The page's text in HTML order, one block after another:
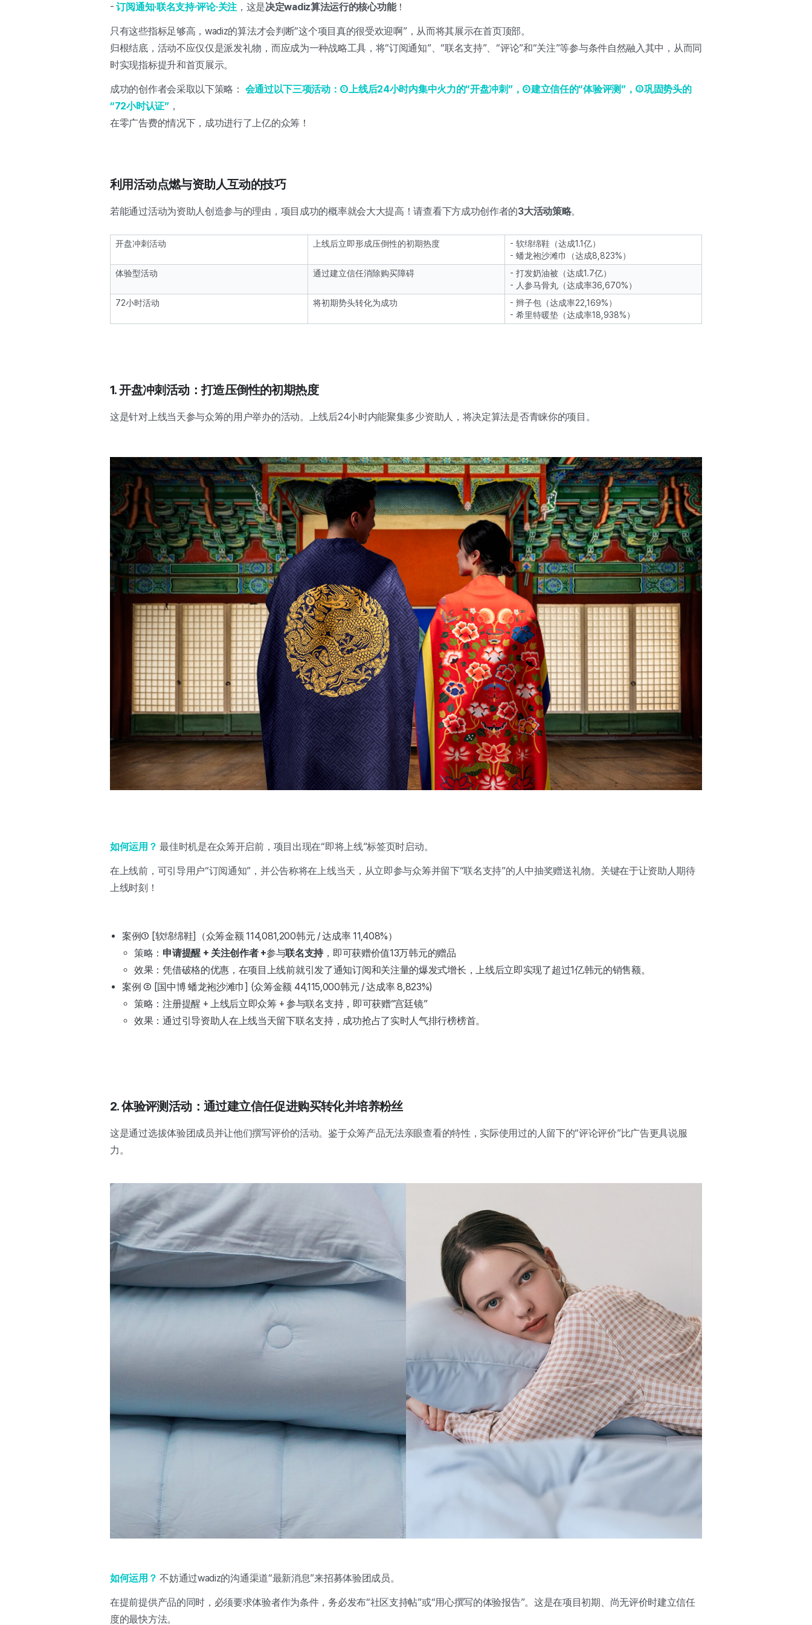
-订阅通知·联名支持·评论·关注，这是决定wadiz算法运行的核心功能！
只有这些指标足够高，wadiz的算法才会判断“这个项目真的很受欢迎啊”，从而将其展示在首页顶部。
归根结底，活动不应仅仅是派发礼物，而应成为一种战略工具，将“订阅通知”、“联名支持”、“评论”和“关注”等参与条件自然融入其中，从而同
时实现指标提升和首页展示。
成功的创作者会采取以下策略： 会通过以下三项活动：①上线后24小时内集中火力的“开盘冲刺”，②建立信任的“体验评测”，③巩固势头的
“72小时认证”，
在零广告费的情况下，成功进行了上亿的众筹！
利用活动点燃与资助人互动的技巧
若能通过活动为资助人创造参与的理由，项目成功的概率就会大大提高！请查看下方成功创作者的3大活动策略。
开盘冲刺活动 上线后立即形成压倒性的初期热度
- 软绵绵鞋（达成1.1亿）
- 蟠龙袍沙滩巾（达成8,823%）
体验型活动
通过建立信任消除购买障碍
- 打发奶油被（达成1.7亿）
- 人参马骨丸（达成率36,670%）
72小时活动
将初期势头转化为成功
- 辫子包（达成率22,169%）
- 希里特暖垫（达成率18,938%）
1. 开盘冲刺活动：打造压倒性的初期热度
这是针对上线当天参与众筹的用户举办的活动。上线后24小时内能聚集多少资助人，将决定算法是否青睐你的项目。
如何运用？ 最佳时机是在众筹开启前，项目出现在“即将上线”标签页时启动。
在上线前，可引导用户“订阅通知”，并公告称将在上线当天，从立即参与众筹并留下“联名支持”的人中抽奖赠送礼物。关键在于让资助人期待
上线时刻！
案例① [软绵绵鞋]（众筹金额 114,081,200韩元 / 达成率 11,408%）
策略： 申请提醒 + 关注创作者 +参与联名支持，即可获赠价值13万韩元的赠品
效果：凭借破格的优惠，在项目上线前就引发了通知订阅和关注量的爆发式增长，上线后立即实现了超过1亿韩元的销售额。
案例 ② [国中博 蟠龙袍沙滩巾] (众筹金额 44,115,000韩元 / 达成率 8,823%)
策略：注册提醒 + 上线后立即众筹 + 参与联名支持，即可获赠“宫廷镜”
效果：通过引导资助人在上线当天留下联名支持，成功抢占了实时人气排行榜榜首。
2. 体验评测活动：通过建立信任促进购买转化并培养粉丝
这是通过选拔体验团成员并让他们撰写评价的活动。鉴于众筹产品无法亲眼查看的特性，实际使用过的人留下的“评论评价”比广告更具说服
力。
如何运用？ 不妨通过wadiz的沟通渠道“最新消息”来招募体验团成员。
在提前提供产品的同时，必须要求体验者作为条件，务必发布“社区支持帖”或“用心撰写的体验报告”。这是在项目初期、尚无评价时建立信任
度的最快方法。